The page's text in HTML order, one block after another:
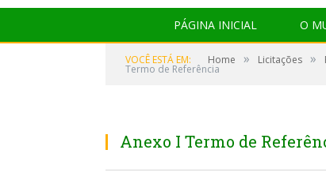
PÁGINA INICIAL O
VOCÊ ESTÁ EM: Home » Licitações »
Termo de Referência
Anexo I Termo de